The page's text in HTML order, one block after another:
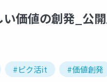
価値の創発_公
#ピク活it #価値創発